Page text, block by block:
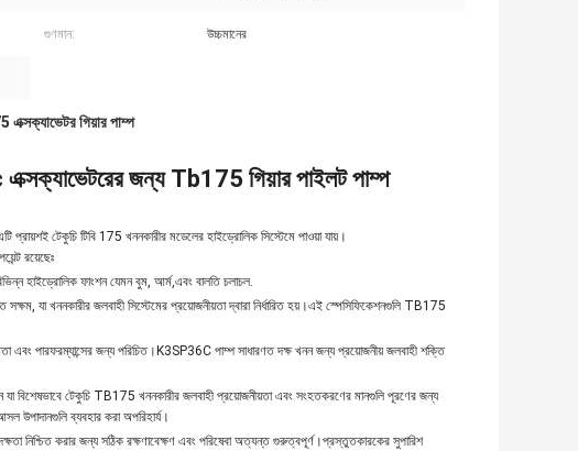
গুণমান: উচ্চমানের
গিয়ার পাম্প
এক্সক্যাভেটরের জন্য Tb175 গিয়ার পাইলট পাম্প
টেকুচি টিবি 175 খননকারীর মডেলের হাইড্রোলিক সিস্টেমে পাওয়া যায়।
রয়েছেঃ
হাইড্রোলিক ফাংশন যেমন বুম, আর্ম,এবং বালতি চলাচল.
সক্ষম, যা খননকারীর জলবাহী সিস্টেমের প্রয়োজনীয়তা দ্বারা নির্ধারিত হয়।এই স্পেসিফিকেশনগুলি TB175
পারফরম্যান্সের জন্য পরিচিত।K3SP36C পাম্প সাধারণত দক্ষ খনন জন্য প্রয়োজনীয় জলবাহী শক্তি
বিশেষভাবে টেকুচি TB175 খননকারীর জলবাহী প্রয়োজনীয়তা এবং সংহতকরণের মানগুলি পূরণের জন্য
উপাদানগুলি ব্যবহার করা অপরিহার্য।
নিশ্চিত করার জন্য সঠিক রক্ষণাবেক্ষণ এবং পরিষেবা অত্যন্ত গুরুত্বপূর্ণ।প্রস্তুতকারকের সুপারিশ